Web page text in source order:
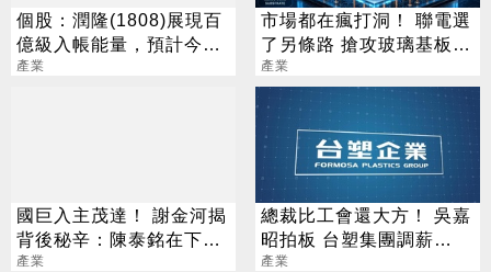
個股：潤隆(1808)展現百
億級入帳能量，預計今年
完工交屋量上看400億元
產業
市場都在瘋打洞！ 聯電選
了另條路 搶攻玻璃基板新
戰場
產業
國巨入主茂達！ 謝金河揭
背後秘辛：陳泰銘在下大
棋
產業
總裁比工會還大方！ 吳嘉
昭拍板 台塑集團調薪
4.5%
產業